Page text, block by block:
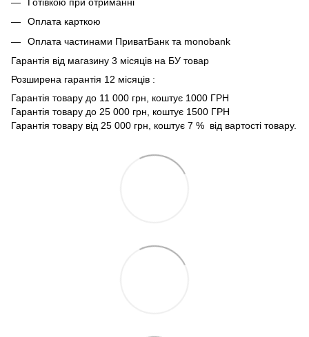
Оплата карткою
Оплата частинами ПриватБанк та monobank
Гарантія від магазину 3 місяців на БУ товар
Розширена гарантія 12 місяців :
Гарантія товару до 11 000 грн, коштує 1000 ГРН
Гарантія товару до 25 000 грн, коштує 1500 ГРН
Гарантія товару від 25 000 грн, коштує 7 % від вартості товару.